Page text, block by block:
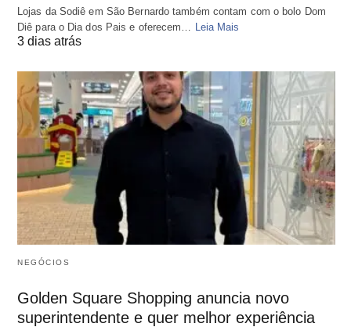
Lojas da Sodiê em São Bernardo também contam com o bolo Dom
Diê para o Dia dos Pais e oferecem… Leia Mais
3 dias atrás
NEGÓCIOS
Golden Square Shopping anuncia novo
superintendente e quer melhor experiência